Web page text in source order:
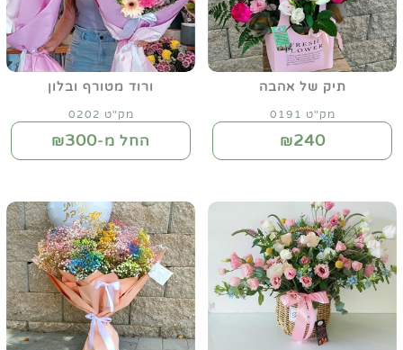
תיק של אהבה
מק"ט 0191
₪240
ורוד מטורף ובלון
מק"ט 0202
החל מ-₪300